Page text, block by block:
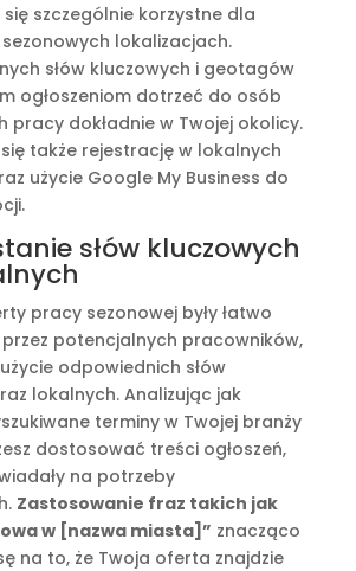
szczególnie korzystne dla
lokalizacjach.
słów kluczowych i geotagów
ogłoszeniom dotrzeć do osób
pracy dokładnie w Twojej okolicy.
także rejestrację w lokalnych
użycie Google My Business do
słów kluczowych
pracy sezonowej były łatwo
potencjalnych pracowników,
odpowiednich słów
lokalnych. Analizując jak
terminy w Twojej branży
dostosować treści ogłoszeń,
na potrzeby
Zastosowanie fraz takich jak
w [nazwa miasta]” znacząco
na to, że Twoja oferta znajdzie